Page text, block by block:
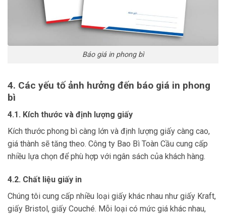
Báo giá in phong bì
4. Các yếu tố ảnh hưởng đến báo giá in phong
bì
4.1. Kích thước và định lượng giấy
Kích thước phong bì càng lớn và định lượng giấy càng cao,
giá thành sẽ tăng theo. Công ty Bao Bì Toàn Cầu cung cấp
nhiều lựa chọn để phù hợp với ngân sách của khách hàng.
4.2. Chất liệu giấy in
Chúng tôi cung cấp nhiều loại giấy khác nhau như giấy Kraft,
giấy Bristol, giấy Couché. Mỗi loại có mức giá khác nhau,